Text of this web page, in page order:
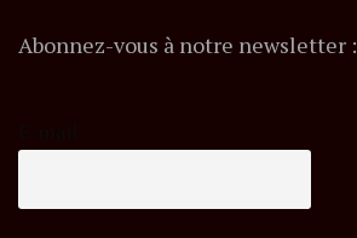
Abonnez-vous à notre newsletter :